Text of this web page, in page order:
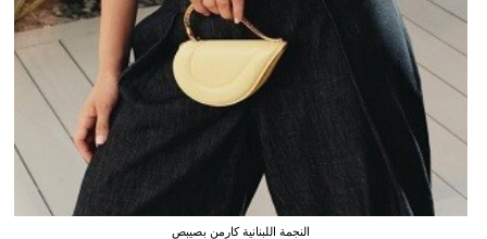
النجمة اللبنانية كارمن بصيبص